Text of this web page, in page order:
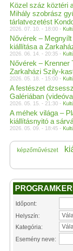
Közel száz köztéri
Mihály szobrász
tárlatvezetést
2026. 07. 10. - 18:00 -
Nővérek –
kiállítása a
2026. 06. 14. - 20:35 -
Nővérek – Krenner
Zarkaházi Szily-
2026. 05. 18. - 15:00 -
A festészet
Galériában
2026. 05. 15. - 21:30 -
A méhek világa –
kiállításnyitó a
2026. 05. 09. - 18:45 -
képzőművészet
Időpont:
Helyszín:
Kategória:
Esemény neve: